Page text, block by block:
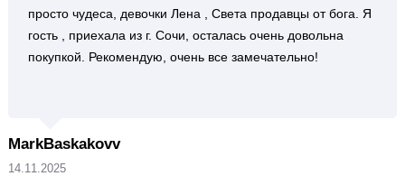
просто чудеса, девочки Лена , Света продавцы от бога. Я
гость , приехала из г. Сочи, осталась очень довольна
покупкой. Рекомендую, очень все замечательно!
MarkBaskakovv
14.11.2025